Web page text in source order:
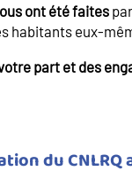
ont été faites
habitants eux-
part et des
du